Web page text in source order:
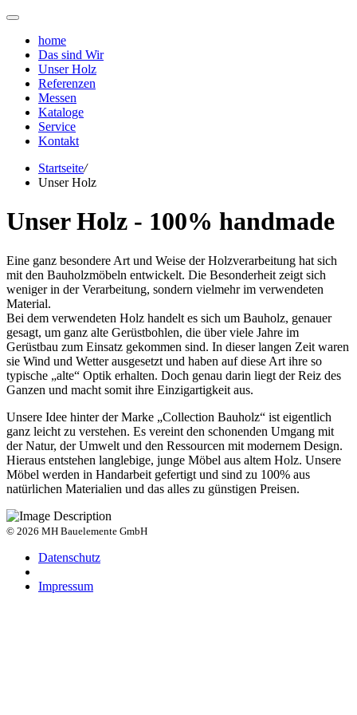
home
Das sind Wir
Unser Holz
Referenzen
Messen
Kataloge
Service
Kontakt
Startseite/
Unser Holz
Unser Holz - 100% handmade
Eine ganz besondere Art und Weise der Holzverarbeitung hat sich
mit den Bauholzmöbeln entwickelt. Die Besonderheit zeigt sich
weniger in der Verarbeitung, sondern vielmehr im verwendeten
Material.
Bei dem verwendeten Holz handelt es sich um Bauholz, genauer
gesagt, um ganz alte Gerüstbohlen, die über viele Jahre im
Gerüstbau zum Einsatz gekommen sind. In dieser langen Zeit waren
sie Wind und Wetter ausgesetzt und haben auf diese Art ihre so
typische „alte“ Optik erhalten. Doch genau darin liegt der Reiz des
Ganzen und macht somit ihre Einzigartigkeit aus.
Unsere Idee hinter der Marke „Collection Bauholz“ ist eigentlich
ganz leicht zu verstehen. Es vereint den schonenden Umgang mit
der Natur, der Umwelt und den Ressourcen mit modernem Design.
Hieraus entstehen langlebige, junge Möbel aus altem Holz. Unsere
Möbel werden in Handarbeit gefertigt und sind zu 100% aus
natürlichen Materialien und das alles zu günstigen Preisen.
© 2026 MH Bauelemente GmbH
Datenschutz
Impressum